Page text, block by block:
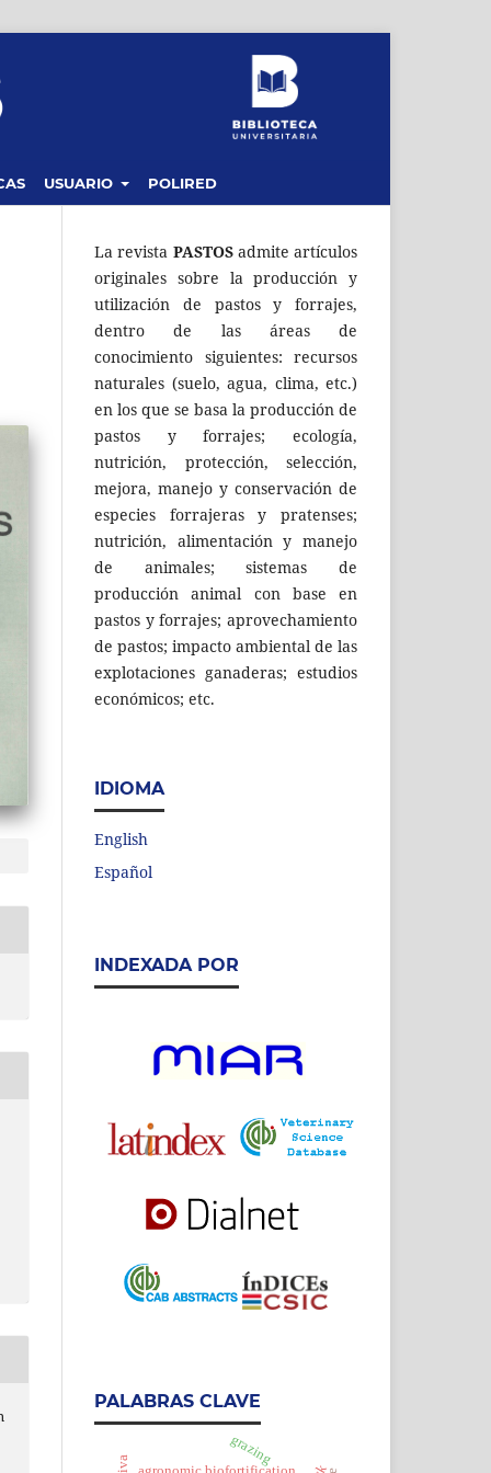
USUARIO POLIRED
La revista PASTOSadmite artículos
originales sobre la producción y
utilización de pastos y forrajes,
dentro de las áreas de
conocimiento siguientes: recursos
naturales (suelo, agua, clima, etc.)
en los que se basa la producción de
pastos y forrajes; ecología,
nutrición, protección, selección,
mejora, manejo y conservación de
especies forrajeras y pratenses;
nutrición, alimentación y manejo
de animales; sistemas de
producción animal con base en
pastos y forrajes; aprovechamiento
de pastos; impacto ambiental de las
explotaciones ganaderas; estudios
económicos; etc.
IDIOMA
English
Español
INDEXADA POR
PALABRAS CLAVE
grazing